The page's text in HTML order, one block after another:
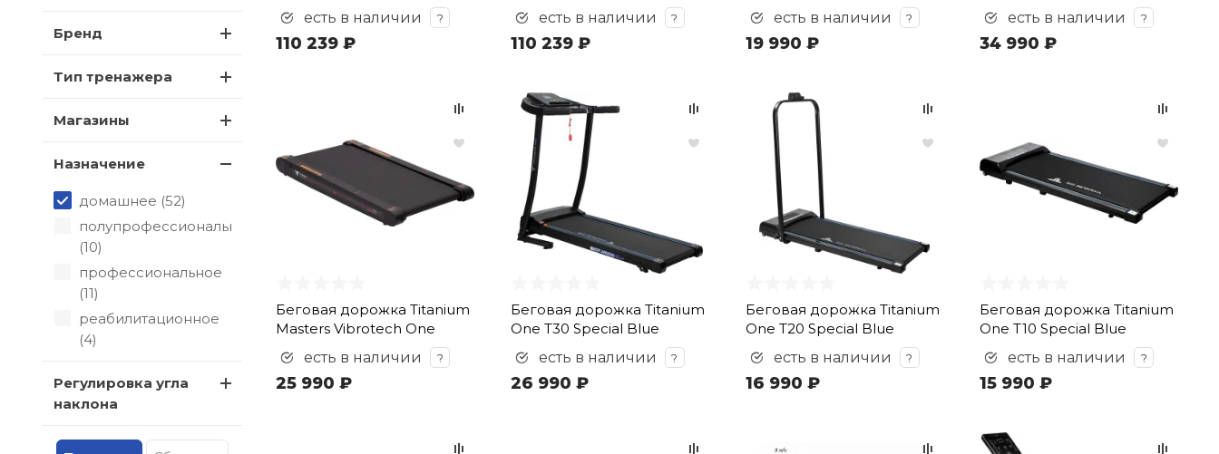
Бренд
Тип тренажера
Магазины
Назначение
домашнее (52)
полупрофессиональное
(10)
профессиональное
(11)
реабилитационное
(4)
Регулировка угла
наклона
есть в наличии ?
110 239 ₽
есть в наличии
?
110 239 ₽
есть в наличии ?
19 990 ₽
есть в наличии ?
34 990 ₽
Беговая дорожка Titanium
Masters Vibrotech One
есть в наличии
?
25 990 ₽
Беговая дорожка Titanium
One T30 Special Blue
есть в наличии
?
26 990 ₽
Беговая дорожка Titanium
One T20 Special Blue
есть в наличии
?
16 990 ₽
Беговая дорожка Titanium
One T10 Special Blue
есть в наличии
?
15 990 ₽